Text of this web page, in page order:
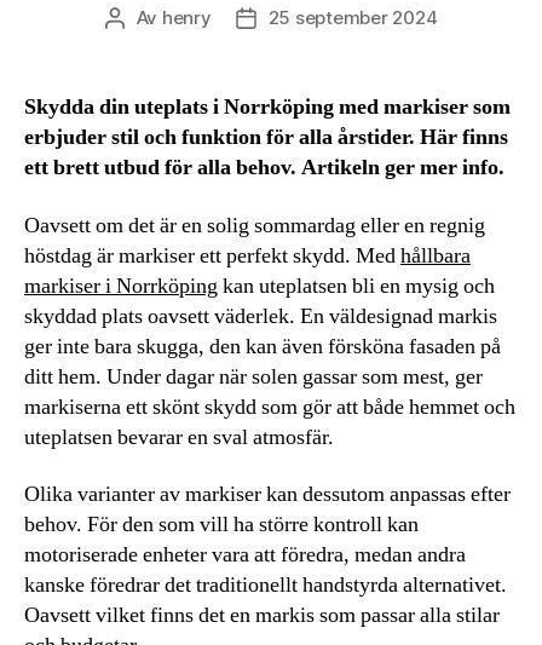
Inläggsförfattare
Av henry Inläggsdatum
25 september 2024
Skydda din uteplats i Norrköping med markiser som
erbjuder stil och funktion för alla årstider. Här finns
ett brett utbud för alla behov. Artikeln ger mer info.
Oavsett om det är en solig sommardag eller en regnig
höstdag är markiser ett perfekt skydd. Medhållbara
markiser i Norrköpingkan uteplatsen bli en mysig och
skyddad plats oavsett väderlek. En väldesignad markis
ger inte bara skugga, den kan även försköna fasaden på
ditt hem. Under dagar när solen gassar som mest, ger
markiserna ett skönt skydd som gör att både hemmet och
uteplatsen bevarar en sval atmosfär.
Olika varianter av markiser kan dessutom anpassas efter
behov. För den som vill ha större kontroll kan
motoriserade enheter vara att föredra, medan andra
kanske föredrar det traditionellt handstyrda alternativet.
Oavsett vilket finns det en markis som passar alla stilar